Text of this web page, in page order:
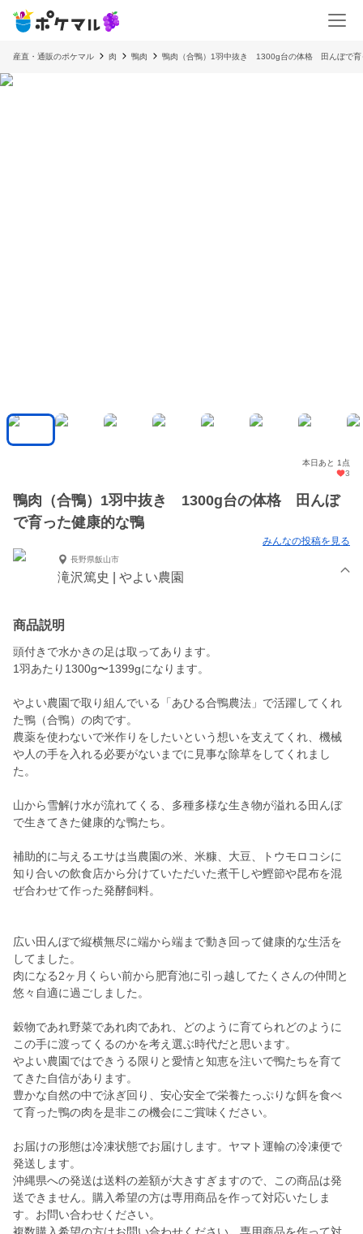
産直・通販のポケマル 肉 鴨肉 鴨肉（合鴨）1羽中抜き 1300g台の体格 田んぼで育
本日あと 1点
3
鴨肉（合鴨）1羽中抜き 1300g台の体格 田んぼ
で育った健康的な鴨
みんなの投稿を見る
長野県飯山市
滝沢篤史 | やよい農園
商品説明
頭付きで水かきの足は取ってあります。
1羽あたり1300g〜1399gになります。
やよい農園で取り組んでいる「あひる合鴨農法」で活躍してくれ
た鴨（合鴨）の肉です。
農薬を使わないで米作りをしたいという想いを支えてくれ、機械
や人の手を入れる必要がないまでに見事な除草をしてくれまし
た。
山から雪解け水が流れてくる、多種多様な生き物が溢れる田んぼ
で生きてきた健康的な鴨たち。
補助的に与えるエサは当農園の米、米糠、大豆、トウモロコシに
知り合いの飲食店から分けていただいた煮干しや鰹節や昆布を混
ぜ合わせて作った発酵飼料。
広い田んぼで縦横無尽に端から端まで動き回って健康的な生活を
してました。
肉になる2ヶ月くらい前から肥育池に引っ越してたくさんの仲間と
悠々自適に過ごしました。
穀物であれ野菜であれ肉であれ、どのように育てられどのように
この手に渡ってくるのかを考え選ぶ時代だと思います。
やよい農園ではできうる限りと愛情と知恵を注いで鴨たちを育て
てきた自信があります。
豊かな自然の中で泳ぎ回り、安心安全で栄養たっぷりな餌を食べ
て育った鴨の肉を是非この機会にご賞味ください。
お届けの形態は冷凍状態でお届けします。ヤマト運輸の冷凍便で
発送します。
沖縄県への発送は送料の差額が大きすぎますので、この商品は発
送できません。購入希望の方は専用商品を作って対応いたしま
す。お問い合わせください。